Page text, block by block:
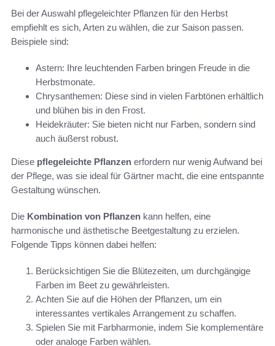
Bei der Auswahl pflegeleichter Pflanzen für den Herbst
empfiehlt es sich, Arten zu wählen, die zur Saison passen.
Beispiele sind:
Astern: Ihre leuchtenden Farben bringen Freude in die
Herbstmonate.
Chrysanthemen: Diese sind in vielen Farbtönen erhältlich
und blühen bis in den Frost.
Heidekräuter: Sie bieten nicht nur Farben, sondern sind
auch äußerst robust.
Diese pflegeleichte Pflanzen erfordern nur wenig Aufwand bei
der Pflege, was sie ideal für Gärtner macht, die eine entspannte
Gestaltung wünschen.
Die Kombination von Pflanzen kann helfen, eine
harmonische und ästhetische Beetgestaltung zu erzielen.
Folgende Tipps können dabei helfen:
Berücksichtigen Sie die Blütezeiten, um durchgängige
Farben im Beet zu gewährleisten.
Achten Sie auf die Höhen der Pflanzen, um ein
interessantes vertikales Arrangement zu schaffen.
Spielen Sie mit Farbharmonie, indem Sie komplementäre
oder analoge Farben wählen.